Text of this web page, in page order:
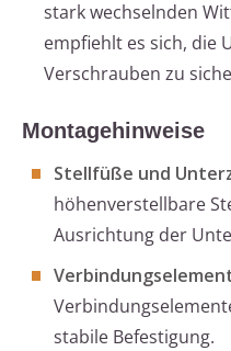
stark wechselnden
empfiehlt es sich, die
Verschrauben zu
Montagehinweise
Stellfüße und
höhenverstellbare
Ausrichtung der
stabile Befestigung.